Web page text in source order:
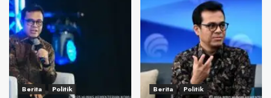
Berita Politik Berita Politik